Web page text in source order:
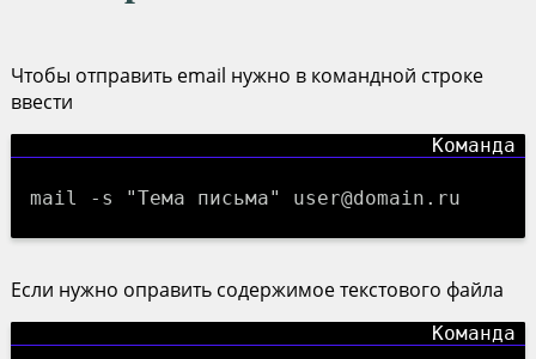
Чтобы отправить email нужно в командной строке
ввести
mail -s "Тема письма" user@domain.ru
Если нужно оправить содержимое текстового файла